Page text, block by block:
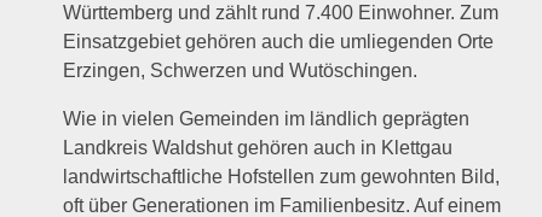
Württemberg und zählt rund 7.400 Einwohner. Zum
Einsatzgebiet gehören auch die umliegenden Orte
Erzingen, Schwerzen und Wutöschingen.
Wie in vielen Gemeinden im ländlich geprägten
Landkreis Waldshut gehören auch in Klettgau
landwirtschaftliche Hofstellen zum gewohnten Bild,
oft über Generationen im Familienbesitz. Auf einem